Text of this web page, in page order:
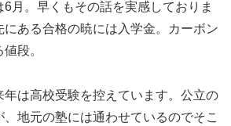
月。早くもその話を実感しておりま
ある合格の暁には入学金。カーボン
段。
年は高校受験を控えています。公立の
地元の塾には通わせているのでそこ